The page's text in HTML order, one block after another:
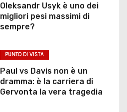
Oleksandr Usyk è uno dei
migliori pesi massimi di
sempre?
PUNTO DI VISTA
Paul vs Davis non è un
dramma: è la carriera di
Gervonta la vera tragedia